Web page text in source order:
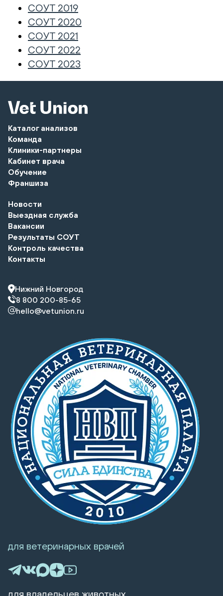
СОУТ 2019
СОУТ 2020
СОУТ 2021
СОУТ 2022
СОУТ 2023
Каталог анализов
Команда
Клиники-партнеры
Кабинет врача
Обучение
Франшиза
Новости
Выездная служба
Вакансии
Результаты СОУТ
Контроль качества
Контакты
Нижний Новгород
8 800 200-85-65
hello@vetunion.ru
для ветеринарных врачей
для владельцев животных